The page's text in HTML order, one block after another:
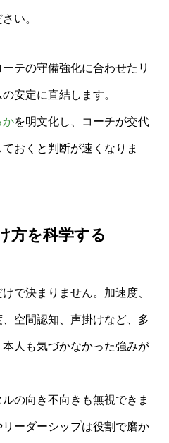
い。
テの守備強化に合わせたリ
安定に直結します。
かを明文化し、コーチが交代
おくと判断が速くなりま
方を科学する
で決まりません。加速度、
空間認知、声掛けなど、多
人も気づかなかった強みが
の向き不向きも無視できま
ーダーシップは役割で磨か